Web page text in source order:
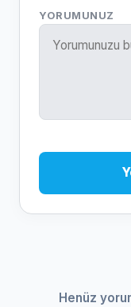
YORUMUNUZ
Henüz